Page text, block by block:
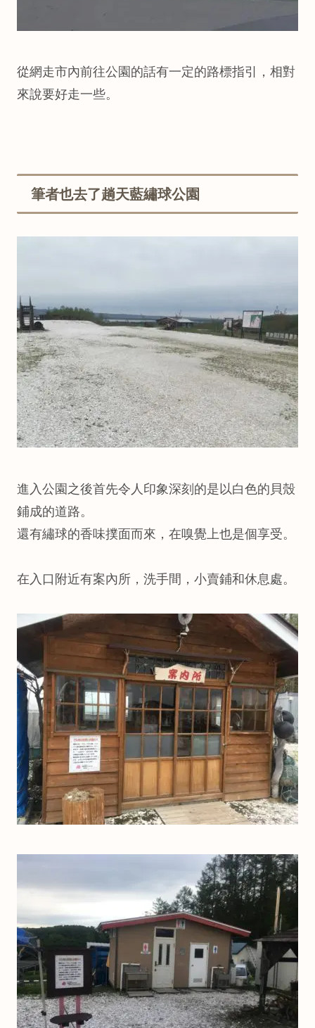
從網走市內前往公園的話有一定的路標指引，相對
來說要好走一些。
筆者也去了趟天藍繡球公園
進入公園之後首先令人印象深刻的是以白色的貝殼
鋪成的道路。
還有繡球的香味撲面而來，在嗅覺上也是個享受。
在入口附近有案內所，洗手間，小賣鋪和休息處。